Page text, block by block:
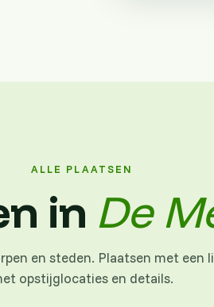
ALLE PLAATSEN
in De
en steden. Plaatsen met een
opstijglocaties en details.